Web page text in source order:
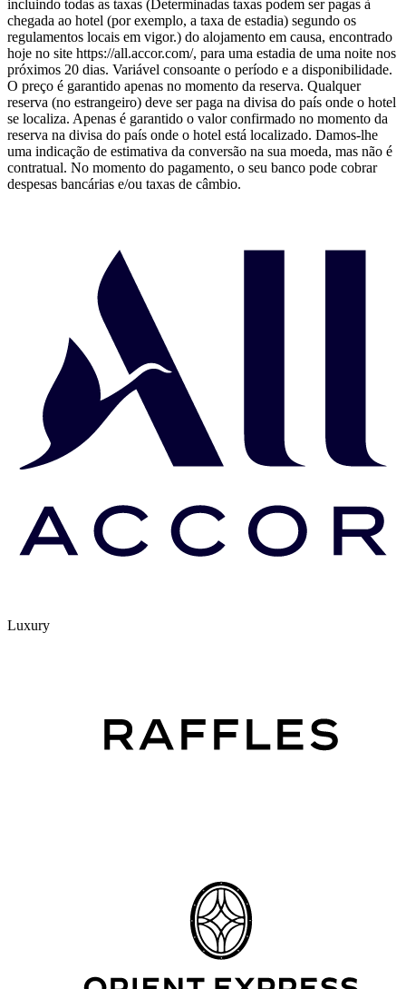
incluindo todas as taxas (Determinadas taxas podem ser pagas à
chegada ao hotel (por exemplo, a taxa de estadia) segundo os
regulamentos locais em vigor.) do alojamento em causa, encontrado
hoje no site https://all.accor.com/, para uma estadia de uma noite nos
próximos 20 dias. Variável consoante o período e a disponibilidade.
O preço é garantido apenas no momento da reserva. Qualquer
reserva (no estrangeiro) deve ser paga na divisa do país onde o hotel
se localiza. Apenas é garantido o valor confirmado no momento da
reserva na divisa do país onde o hotel está localizado. Damos-lhe
uma indicação de estimativa da conversão na sua moeda, mas não é
contratual. No momento do pagamento, o seu banco pode cobrar
despesas bancárias e/ou taxas de câmbio.
Luxury